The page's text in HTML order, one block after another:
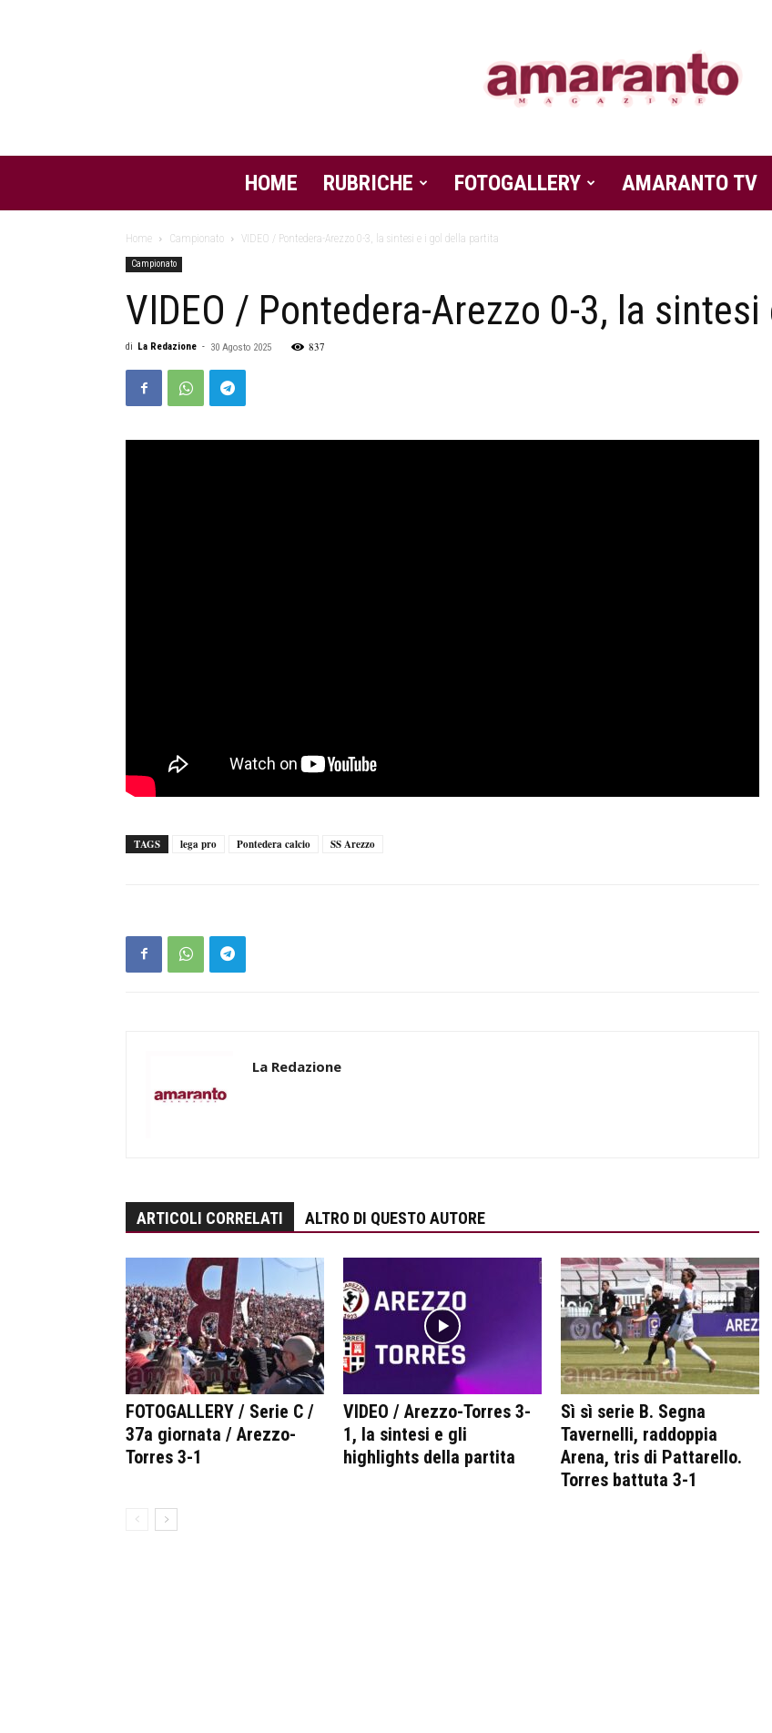
Amaranto
Magazine
HOME RUBRICHE FOTOGALLERY AMARANTO TV
Home Campionato VIDEO / Pontedera-Arezzo 0-3, la sintesi e i gol della partita
Campionato
VIDEO / Pontedera-Arezzo 0-3, la
di La Redazione - 30 Agosto 2025 837
TAGS lega pro Pontedera calcio SS Arezzo
La Redazione
ARTICOLI CORRELATI ALTRO DI QUESTO AUTORE
FOTOGALLERY / Serie C /
37a giornata / Arezzo-
Torres 3-1
VIDEO / Arezzo-Torres 3-
1, la sintesi e gli
highlights della partita
Sì sì serie B. Segna
Tavernelli, raddoppia
Arena, tris di Pattarello.
Torres battuta 3-1